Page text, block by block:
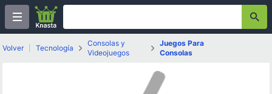
Volver Tecnología
Consolas y
Videojuegos
Juegos Para
Consolas